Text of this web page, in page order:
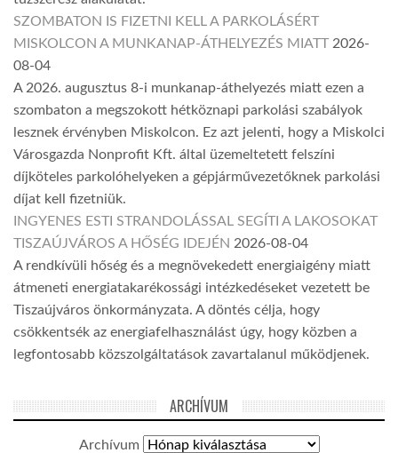
SZOMBATON IS FIZETNI KELL A PARKOLÁSÉRT
MISKOLCON A MUNKANAP-ÁTHELYEZÉS MIATT 2026-
08-04
A 2026. augusztus 8-i munkanap-áthelyezés miatt ezen a
szombaton a megszokott hétköznapi parkolási szabályok
lesznek érvényben Miskolcon. Ez azt jelenti, hogy a Miskolci
Városgazda Nonprofit Kft. által üzemeltetett felszíni
díjköteles parkolóhelyeken a gépjárművezetőknek parkolási
díjat kell fizetniük.
INGYENES ESTI STRANDOLÁSSAL SEGÍTI A LAKOSOKAT
TISZAÚJVÁROS A HŐSÉG IDEJÉN 2026-08-04
A rendkívüli hőség és a megnövekedett energiaigény miatt
átmeneti energiatakarékossági intézkedéseket vezetett be
Tiszaújváros önkormányzata. A döntés célja, hogy
csökkentsék az energiafelhasználást úgy, hogy közben a
legfontosabb közszolgáltatások zavartalanul működjenek.
ARCHÍVUM
Archívum